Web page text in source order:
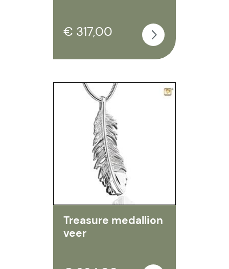
€ 317,00
Treasure medallion
veer